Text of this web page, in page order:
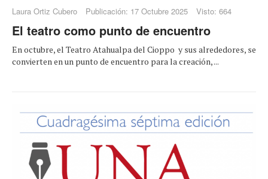
Laura Ortiz Cubero Publicación: 17 Octubre 2025 Visto: 664
El teatro como punto de encuentro
En octubre, el Teatro Atahualpa del Cioppo y sus alrededores, se
convierten en un punto de encuentro para la creación, ...